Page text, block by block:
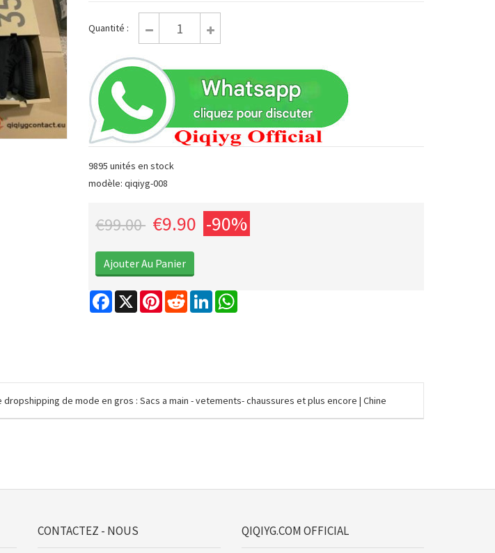
Quantité :
9895 unités en stock
modèle: qiqiyg-008
€99.00 €9.90 -90%
Facebook
X PinterestRedditLinkedIn
de mode en gros : Sacs a main - vetements- chaussures et plus encore | Chine
CONTACTEZ - NOUS QIQIYG.COM OFFICIAL